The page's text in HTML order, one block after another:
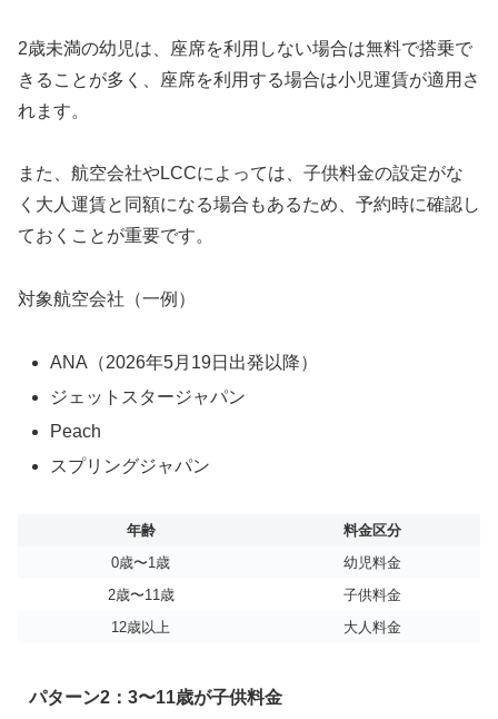
2歳未満の幼児は、座席を利用しない場合は無料で搭乗で
きることが多く、座席を利用する場合は小児運賃が適用さ
れます。
また、航空会社やLCCによっては、子供料金の設定がな
く大人運賃と同額になる場合もあるため、予約時に確認し
ておくことが重要です。
対象航空会社（一例）
ANA（2026年5月19日出発以降）
ジェットスタージャパン
Peach
スプリングジャパン
年齢
料金区分
0歳〜1歳
幼児料金
2歳〜11歳
子供料金
12歳以上
大人料金
パターン2：3〜11歳が子供料金